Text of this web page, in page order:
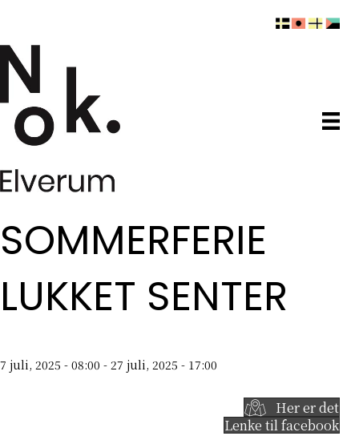
SOMMERFERIE
LUKKET SENTER
7 juli, 2025 - 08:00 - 27 juli, 2025 - 17:00
Her er det
Lenke til facebook